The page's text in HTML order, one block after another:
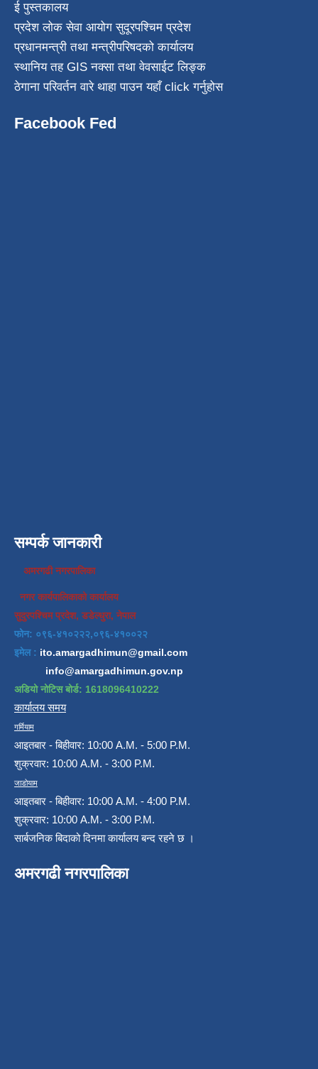
ई पुस्तकालय
प्रदेश लोक सेवा आयोग सुदूरपश्चिम प्रदेश
प्रधानमन्त्री तथा मन्त्रीपरिषदको कार्यालय
स्थानिय तह GIS नक्सा तथा वेवसाईट लिङ्क
ठेगाना परिवर्तन वारे थाहा पाउन यहाँ click गर्नुहोस
Facebook Fed
सम्पर्क जानकारी
अमरगढी नगरपालिका
नगर कार्यपालिकाको कार्यालय
सुदुरपश्चिम प्रदेश, डडेल्धुरा, नेपाल
फोन: ०९६-४१०२२२,०९६-४१००२२
इमेल : ito.amargadhimun@gmail.com
info@amargadhimun.gov.np
अडियो नोटिस बोर्ड: 1618096410222
कार्यालय समय
गर्मियाम
आइतबार - बिहीवार: 10:00 A.M. - 5:00 P.M.
शुक्रवार: 10:00 A.M. - 3:00 P.M.
जाडोयाम
आइतबार - बिहीवार: 10:00 A.M. - 4:00 P.M.
शुक्रवार: 10:00 A.M. - 3:00 P.M.
सार्बजनिक बिदाको दिनमा कार्यालय बन्द रहने छ ।
अमरगढी नगरपालिका